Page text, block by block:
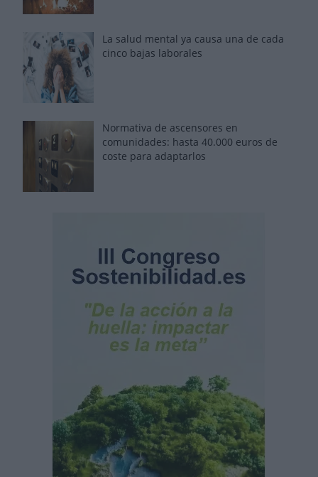
La salud mental ya causa una de cada
cinco bajas laborales
Normativa de ascensores en
comunidades: hasta 40.000 euros de
coste para adaptarlos